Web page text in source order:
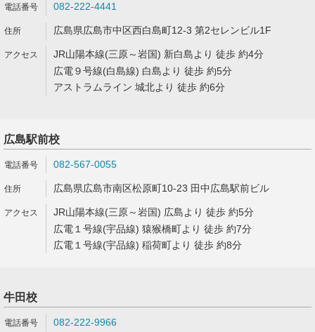
082-222-4441
広島県広島市中区西白島町12-3 第2セレンビル1F
JR山陽本線(三原～岩国) 新白島より 徒歩 約4分
広電９号線(白島線) 白島より 徒歩 約5分
アストラムライン 城北より 徒歩 約6分
広島駅前校
082-567-0055
広島県広島市南区松原町10-23 田中広島駅前ビル
JR山陽本線(三原～岩国) 広島より 徒歩 約5分
広電１号線(宇品線) 猿猴橋町より 徒歩 約7分
広電１号線(宇品線) 稲荷町より 徒歩 約8分
牛田校
082-222-9966